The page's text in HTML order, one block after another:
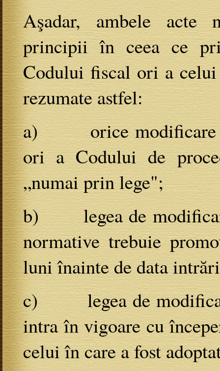
Aşadar, ambele acte
principii în ceea ce
Codului fiscal ori a celui
rezumate astfel:
a) orice modificare
ori a Codului de
„numai prin lege";
b) legea de modificare
normative trebuie
luni înainte de data
c) legea de modificare
intra în vigoare cu
celui în care a fost